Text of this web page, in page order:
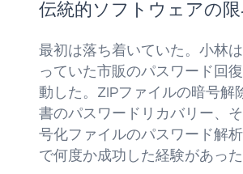
伝統的ソフトウェアの限
最初は落ち着いていた。小林
っていた市販のパスワード回
動した。ZIPファイルの暗号解
書のパスワードリカバリー、
号化ファイルのパスワード解
で何度か成功した経験があった